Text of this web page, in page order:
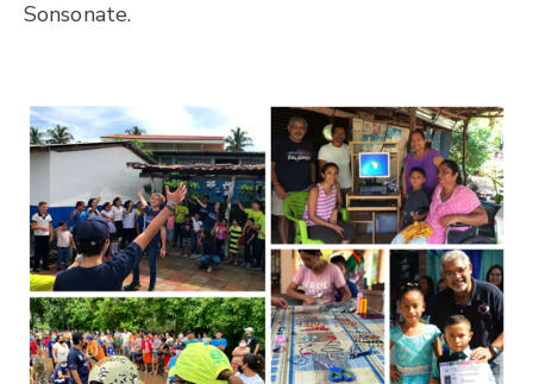
Sonsonate.